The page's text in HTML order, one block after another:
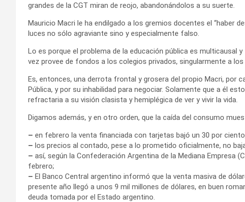
grandes de la CGT miran de reojo, abandonándolos a su suerte.
Mauricio Macri le ha endilgado a los gremios docentes el “haber
luces no sólo agraviante sino y especialmente falso.
Lo es porque el problema de la educación pública es multicausal
vez provee de fondos a los colegios privados, singularmente a los
Es, entonces, una derrota frontal y grosera del propio Macri, por
Pública, y por su inhabilidad para negociar. Solamente que a él
refractaria a su visión clasista y hemiplégica de ver y vivir la vida.
Digamos además, y en otro orden, que la caída del consumo
– en febrero la venta financiada con tarjetas bajó un 30 por
– los precios al contado, pese a lo prometido oficialmente, no
– así, según la Confederación Argentina de la Mediana Empresa
febrero;
– El Banco Central argentino informó que la venta masiva de
presente año llegó a unos 9 mil millones de dólares, en buen
deuda tomada por el Estado argentino.